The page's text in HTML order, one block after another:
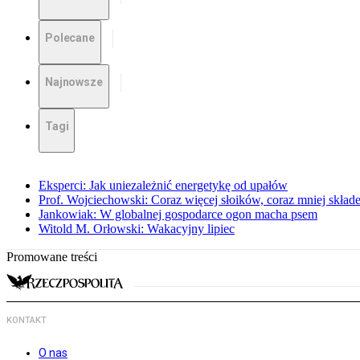
Polecane
Najnowsze
Tagi
Eksperci: Jak uniezależnić energetykę od upałów
Prof. Wojciechowski: Coraz więcej słoików, coraz mniej
Jankowiak: W globalnej gospodarce ogon macha psem
Witold M. Orłowski: Wakacyjny lipiec
Promowane treści
KONTAKT
O nas